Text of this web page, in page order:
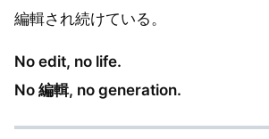
編輯され続けている。
No edit, no life.
No 編輯, no generation.